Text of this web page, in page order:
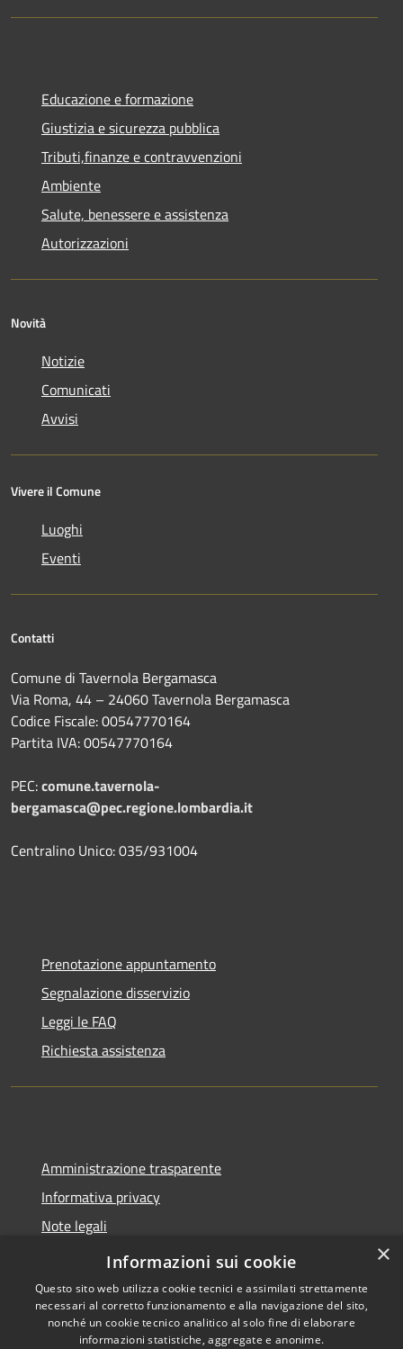
Educazione e formazione
Giustizia e sicurezza pubblica
Tributi,finanze e contravvenzioni
Ambiente
Salute, benessere e assistenza
Autorizzazioni
Novità
Notizie
Comunicati
Avvisi
Vivere il Comune
Luoghi
Eventi
Contatti
Comune di Tavernola Bergamasca
Via Roma, 44 – 24060 Tavernola Bergamasca
Codice Fiscale: 00547770164
Partita IVA: 00547770164
PEC:comune.tavernola-
bergamasca@pec.regione.lombardia.it
Centralino Unico: 035/931004
Prenotazione appuntamento
Segnalazione disservizio
Leggi le FAQ
Richiesta assistenza
Amministrazione trasparente
Informativa privacy
Note legali
Dichiarazione di accessibilità
Copyright © 2026 • Comune di
×
Informazioni sui cookie
Questo sito web utilizza cookie tecnici e assimilati strettamente
necessari al corretto funzionamento e alla navigazione del sito,
nonché un cookie tecnico analitico al solo fine di elaborare
informazioni statistiche, aggregate e anonime.